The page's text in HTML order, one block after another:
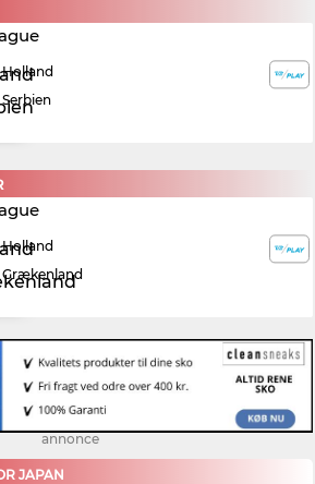
Holland
Serbien
Holland
Grækenland
annonce
JAPAN